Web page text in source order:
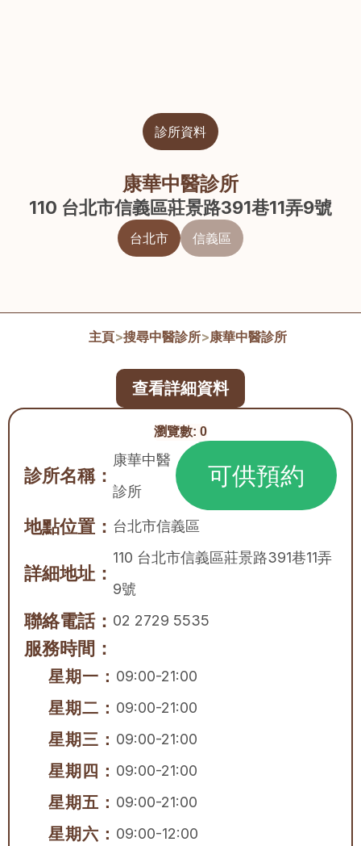
診所資料
康華中醫診所
110 台北市信義區莊景路391巷11弄9號
台北市 信義區
主頁>搜尋中醫診所>康華中醫診所
瀏覽數: 0
診所名稱：
康華中醫
診所
可供預約
地點位置： 台北市信義區
詳細地址：
110 台北市信義區莊景路391巷11弄
9號
聯絡電話： 02 2729 5535
服務時間：
星期一： 09:00-21:00
星期二： 09:00-21:00
星期三： 09:00-21:00
星期四： 09:00-21:00
星期五： 09:00-21:00
星期六： 09:00-12:00
查看詳細資料